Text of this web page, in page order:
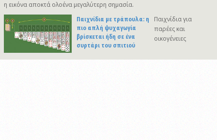
η εικόνα αποκτά ολοένα μεγαλύτερη σημασία.
Παιχνίδια με τράπουλα: η
πιο απλή ψυχαγωγία
βρίσκεται ήδη σε ένα
συρτάρι του σπιτιού
Παιχνίδια για
παρέες και
οικογένειες